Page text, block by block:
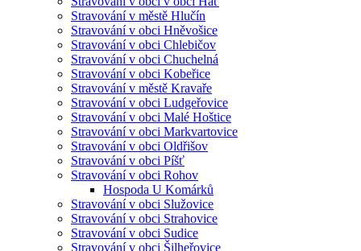
Stravování v městě Hlučín
Stravování v obci Hněvošice
Stravování v obci Chlebičov
Stravování v obci Chuchelná
Stravování v obci Kobeřice
Stravování v městě Kravaře
Stravování v obci Ludgeřovice
Stravování v obci Malé Hoštice
Stravování v obci Markvartovice
Stravování v obci Oldřišov
Stravování v obci Píšť
Stravování v obci Rohov
Hospoda U Komárků
Stravování v obci Služovice
Stravování v obci Strahovice
Stravování v obci Sudice
Stravování v obci Šilheřovice